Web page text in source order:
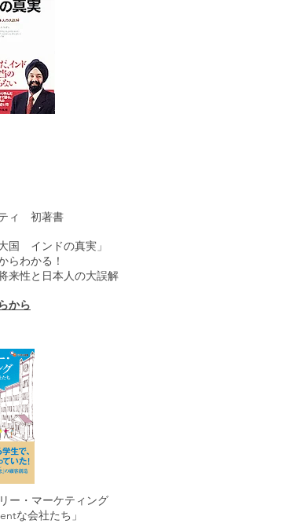
ィ 初著書
国 インドの真実」
らわかる！
来性と日本人の大誤解
から
リー・マーケティング
な会社たち」